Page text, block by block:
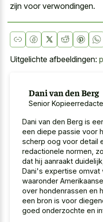
zijn voor verwondingen.
Uitgelichte afbeeldingen:
Dani van den Berg
Senior
Dani van den Berg is
een diepe passie voor
scherp oog voor detail
redactionele normen,
dat hij aanraakt
Dani's expertise omvat
waaronder
over hondenrassen en
een bron is voor
goed onderzochte en